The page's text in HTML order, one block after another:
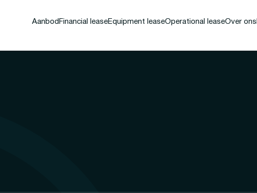
Aanbod Financial leaseEquipment leaseOperational leaseOver ons